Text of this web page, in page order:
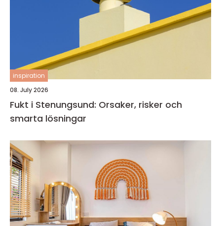
inspiration
08. July 2026
Fukt i Stenungsund: Orsaker, risker och
smarta lösningar